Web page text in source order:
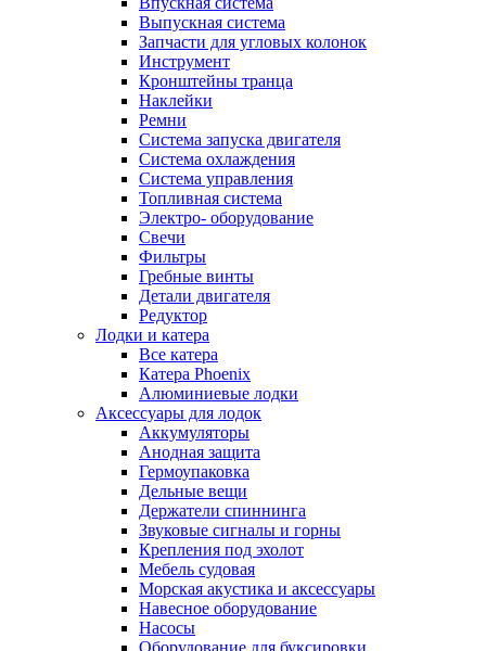
Выпускная система
Запчасти для угловых колонок
Инструмент
Кронштейны транца
Наклейки
Ремни
Система запуска двигателя
Система охлаждения
Система управления
Топливная система
Электро- оборудование
Свечи
Фильтры
Гребные винты
Детали двигателя
Редуктор
Лодки и катера
Все катера
Катера Phoenix
Алюминиевые лодки
Аксессуары для лодок
Аккумуляторы
Анодная защита
Гермоупаковка
Дельные вещи
Держатели спиннинга
Звуковые сигналы и горны
Крепления под эхолот
Мебель судовая
Морская акустика и аксессуары
Навесное оборудование
Насосы
Оборудование для буксировки